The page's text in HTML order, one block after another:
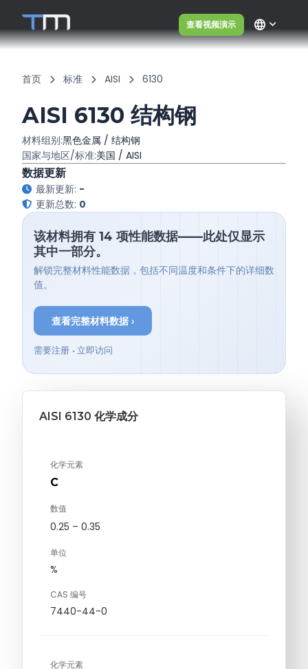
查看视频演示 language
首页 标准 AISI 6130
AISI 6130 结构钢
材料组别:黑色金属 / 结构钢
国家与地区/标准:美国 / AISI
数据更新
最新更新: -
更新总数: 0
该材料拥有 14 项性能数据——此处仅显示
其中一部分。
解锁完整材料性能数据，包括不同温度和条件下的详细数
值。
查看完整材料数据 ›
需要注册 • 立即访问
AISI 6130 化学成分
化学元素
C
数值
0.25 – 0.35
单位
%
CAS 编号
7440-44-0
化学元素